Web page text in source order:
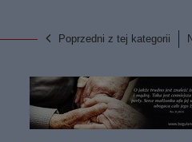
Poprzedni z tej kategorii